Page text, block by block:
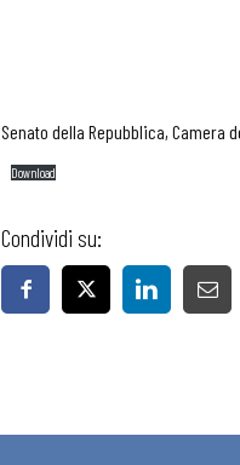
Senato della Repubblica, Camera
Download
Condividi su: